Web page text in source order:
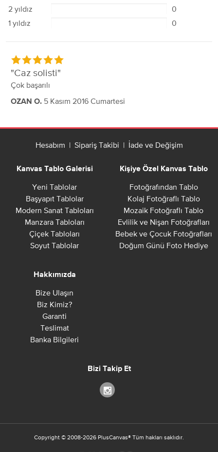
2 yıldız
0
1 yıldız
0
Caz solisti
Çok başarılı
OZAN O. 5 Kasım 2016 Cumartesi
Hesabım | Sipariş Takibi | İade ve Değişim
Kanvas Tablo Galerisi
Yeni Tablolar
Başyapıt Tablolar
Modern Sanat Tabloları
Manzara Tabloları
Çiçek Tabloları
Soyut Tablolar
Kişiye Özel Kanvas Tablo
Fotoğrafından Tablo
Kolaj Fotoğraflı Tablo
Mozaik Fotoğraflı Tablo
Evlilik ve Nişan Fotoğrafları
Bebek ve Çocuk Fotoğrafları
Doğum Günü Foto Hediye
Hakkımızda
Bize Ulaşın
Biz Kimiz?
Garanti
Teslimat
Banka Bilgileri
Bizi Takip Et
Copyright © 2008-2026 PlusCanvas® Tüm hakları saklıdır.